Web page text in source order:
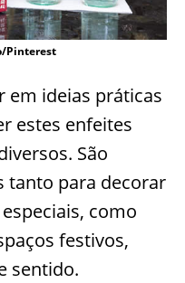
Pinterest
em ideias práticas
estes enfeites
São
tanto para decorar
como
festivos,
sentido.